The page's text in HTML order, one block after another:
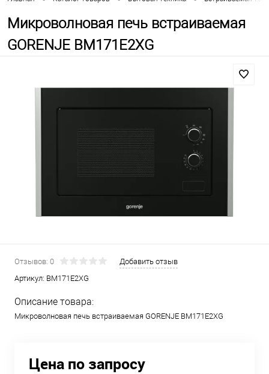
Микроволновая печь встраиваемая
GORENJE BM171E2XG
Отзывов: 0
Добавить отзыв
Артикул: BM171E2XG
Описание товара:
Микроволновая печь встраиваемая GORENJE BM171E2XG
Цена по запросу